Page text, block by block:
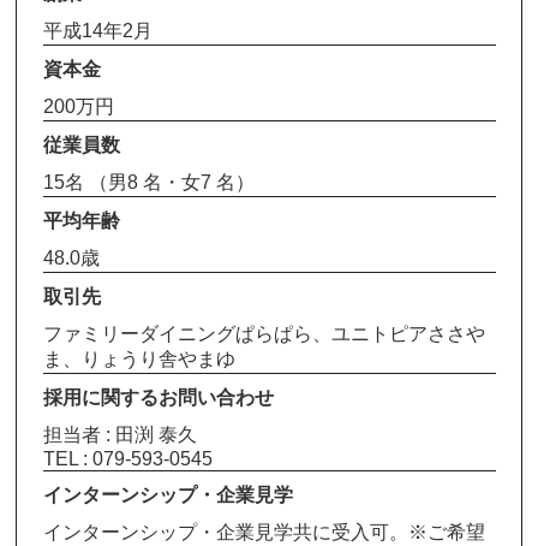
平成14年2月
資本金
200万円
従業員数
15名 （男8 名・女7 名）
平均年齢
48.0歳
取引先
ファミリーダイニングぱらぱら、ユニトピアささや
ま、りょうり舎やまゆ
採用に関するお問い合わせ
担当者 : 田渕 泰久
TEL : 079-593-0545
インターンシップ・企業見学
インターンシップ・企業見学共に受入可。※ご希望